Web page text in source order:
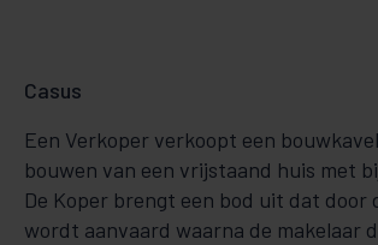
Casus
Een Verkoper verkoopt een
bouwen van een vrijstaand huis met
De Koper brengt een bod uit dat door
wordt aanvaard waarna de makelaar